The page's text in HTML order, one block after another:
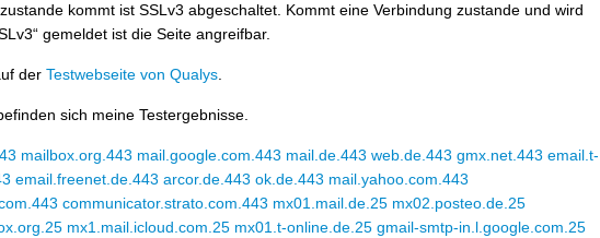
kommt ist SSLv3 abgeschaltet. Kommt eine Verbindung zustande und wird
gemeldet ist die Seite angreifbar.
der Testwebseite von Qualys
sich meine Testergebnisse.
mailbox.org.443 mail.google.com.443 mail.de.443 web.de.443 gmx.net.443 email.t-
email.freenet.de.443 arcor.de.443 ok.de.443 mail.yahoo.com.443
communicator.strato.com.443 mx01.mail.de.25 mx02.posteo.de.25
mx1.mail.icloud.com.25 mx01.t-online.de.25 gmail-smtp-in.l.google.com.25